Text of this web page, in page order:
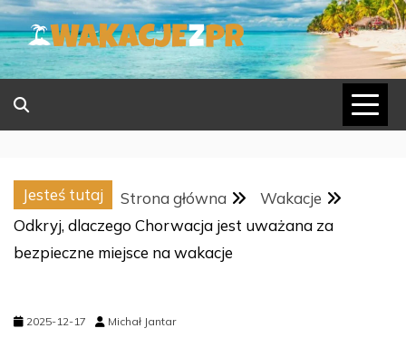
Skip
to
content
Jesteś tutaj Strona główna
Wakacje
Odkryj, dlaczego Chorwacja jest uważana za
bezpieczne miejsce na wakacje
2025-12-17 Michał Jantar